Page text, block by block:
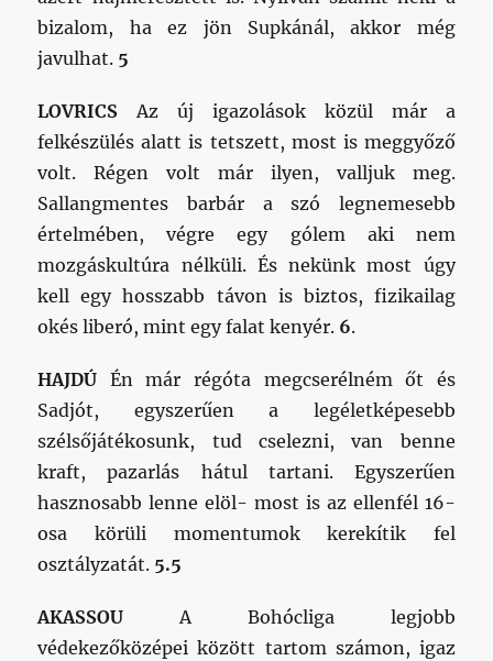
bizalom, ha ez jön Supkánál, akkor még
javulhat. 5
LOVRICS Az új igazolások közül már a
felkészülés alatt is tetszett, most is meggyőző
volt. Régen volt már ilyen, valljuk meg.
Sallangmentes barbár a szó legnemesebb
értelmében, végre egy gólem aki nem
mozgáskultúra nélküli. És nekünk most úgy
kell egy hosszabb távon is biztos, fizikailag
okés liberó, mint egy falat kenyér. 6.
HAJDÚ Én már régóta megcserélném őt és
Sadjót, egyszerűen a legéletképesebb
szélsőjátékosunk, tud cselezni, van benne
kraft, pazarlás hátul tartani. Egyszerűen
hasznosabb lenne elöl- most is az ellenfél 16-
osa körüli momentumok kerekítik fel
osztályzatát. 5.5
AKASSOU A Bohócliga legjobb
védekezőközépei között tartom számon, igaz